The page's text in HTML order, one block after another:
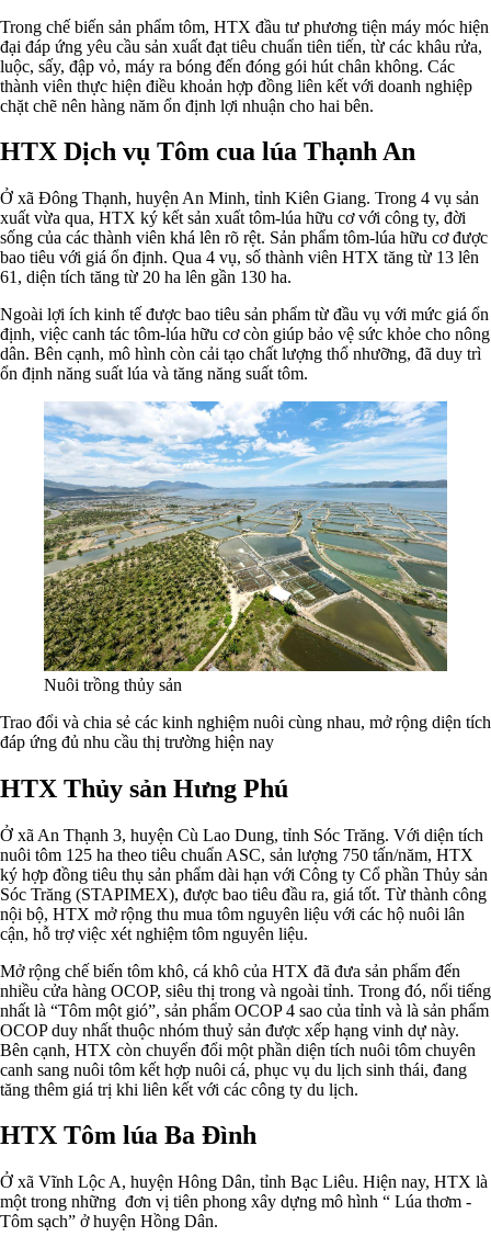
Trong chế biến sản phẩm tôm, HTX đầu tư phương tiện máy móc hiện
đại đáp ứng yêu cầu sản xuất đạt tiêu chuẩn tiên tiến, từ các khâu rửa,
luộc, sấy, đập vỏ, máy ra bóng đến đóng gói hút chân không. Các
thành viên thực hiện điều khoản hợp đồng liên kết với doanh nghiệp
chặt chẽ nên hàng năm ổn định lợi nhuận cho hai bên.
HTX Dịch vụ Tôm cua lúa Thạnh An
Ở xã Đông Thạnh, huyện An Minh, tỉnh Kiên Giang. Trong 4 vụ sản
xuất vừa qua, HTX ký kết sản xuất tôm-lúa hữu cơ với công ty, đời
sống của các thành viên khá lên rõ rệt. Sản phẩm tôm-lúa hữu cơ được
bao tiêu với giá ổn định. Qua 4 vụ, số thành viên HTX tăng từ 13 lên
61, diện tích tăng từ 20 ha lên gần 130 ha.
Ngoài lợi ích kinh tế được bao tiêu sản phẩm từ đầu vụ với mức giá ổn
định, việc canh tác tôm-lúa hữu cơ còn giúp bảo vệ sức khỏe cho nông
dân. Bên cạnh, mô hình còn cải tạo chất lượng thổ nhưỡng, đã duy trì
ổn định năng suất lúa và tăng năng suất tôm.
Nuôi trồng thủy sản
Trao đổi và chia sẻ các kinh nghiệm nuôi cùng nhau, mở rộng diện tích
đáp ứng đủ nhu cầu thị trường hiện nay
HTX Thủy sản Hưng Phú
Ở xã An Thạnh 3, huyện Cù Lao Dung, tỉnh Sóc Trăng. Với diện tích
nuôi tôm 125 ha theo tiêu chuẩn ASC, sản lượng 750 tấn/năm, HTX
ký hợp đồng tiêu thụ sản phẩm dài hạn với Công ty Cổ phần Thủy sản
Sóc Trăng (STAPIMEX), được bao tiêu đầu ra, giá tốt. Từ thành công
nội bộ, HTX mở rộng thu mua tôm nguyên liệu với các hộ nuôi lân
cận, hỗ trợ việc xét nghiệm tôm nguyên liệu.
Mở rộng chế biến tôm khô, cá khô của HTX đã đưa sản phẩm đến
nhiều cửa hàng OCOP, siêu thị trong và ngoài tỉnh. Trong đó, nổi tiếng
nhất là “Tôm một gió”, sản phẩm OCOP 4 sao của tỉnh và là sản phẩm
OCOP duy nhất thuộc nhóm thuỷ sản được xếp hạng vinh dự này.
Bên cạnh, HTX còn chuyển đổi một phần diện tích nuôi tôm chuyên
canh sang nuôi tôm kết hợp nuôi cá, phục vụ du lịch sinh thái, đang
tăng thêm giá trị khi liên kết với các công ty du lịch.
HTX Tôm lúa Ba Đình
Ở xã Vĩnh Lộc A, huyện Hông Dân, tỉnh Bạc Liêu. Hiện nay, HTX là
một trong những đơn vị tiên phong xây dựng mô hình “ Lúa thơm -
Tôm sạch” ở huyện Hồng Dân.